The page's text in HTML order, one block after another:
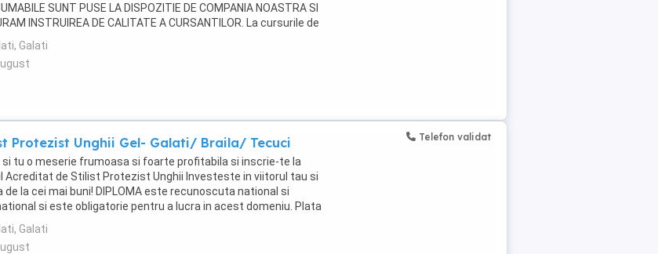
SUNT PUSE LA DISPOZITIE DE COMPANIA NOASTRA SI
INSTRUIREA DE CALITATE A CURSANTILOR. La cursurile de
veti invata atat teoretic cat si practic, cum sa faceti o
...
Galati
Protezist Unghii Gel- Galati/ Braila/ Tecuci
si tu o meserie frumoasa si foarte profitabila si inscrie-te la
Acreditat de Stilist Protezist Unghii Investeste in viitorul tau si
de la cei mai buni! DIPLOMA este recunoscuta national si
si este obligatorie pentru a lucra in acest domeniu. Plata
face si in ...
Galati
Telefon validat